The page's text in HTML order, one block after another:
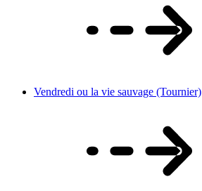
Vendredi ou la vie sauvage (Tournier)